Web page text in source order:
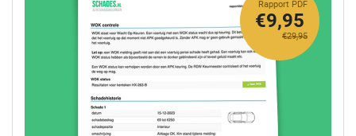
Rapport PDF
€29,95
€9,95